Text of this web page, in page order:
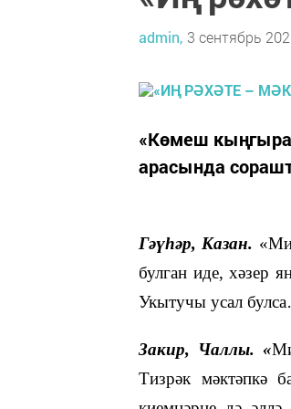
admin, 3 сентябрь
«Көмеш
арасында
Гәүһәр, Казан.
булган иде, хәзер
Укытучы усал
Закир, Чаллы. «
Тизрәк мәктәпкә